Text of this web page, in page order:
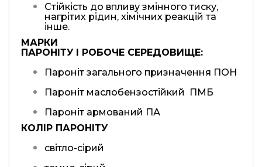
Стійкість до впливу змінного тиску,
нагрітих рідин, хімічних реакцій та
інше.
МАРКИ
ПАРОНІТУ І РОБОЧЕ СЕРЕДОВИЩЕ:
Пароніт загального призначення ПОН
Пароніт маслобензостійкий ПМБ
Пароніт армований ПА
КОЛІР ПАРОНІТУ
світло-сірий